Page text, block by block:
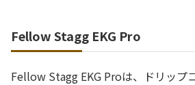
Fellow Stagg EKG Pro
Fellow Stagg EKG Proは、ドリップ